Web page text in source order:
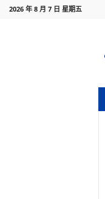
2026 年 8 月 7 日 星期五